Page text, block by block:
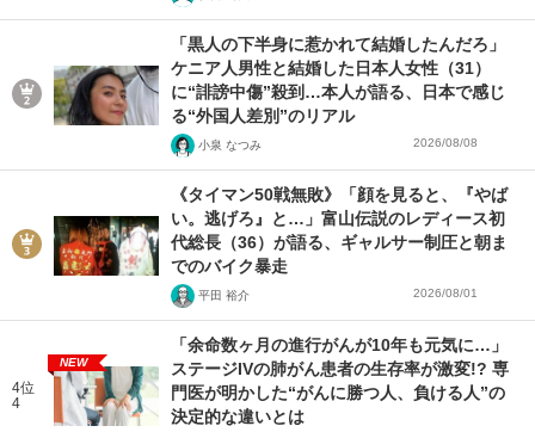
「黒人の下半身に惹かれて結婚したんだろ」
ケニア人男性と結婚した日本人女性（31）
に“誹謗中傷”殺到…本人が語る、日本で感じ
る“外国人差別”のリアル
小泉 なつみ 2026/08/08
《タイマン50戦無敗》「顔を見ると、『やば
い。逃げろ』と…」富山伝説のレディース初
代総長（36）が語る、ギャルサー制圧と朝ま
でのバイク暴走
平田 裕介 2026/08/01
4位
4
NEW
「余命数ヶ月の進行がんが10年も元気に…」
ステージIVの肺がん患者の生存率が激変!? 専
門医が明かした“がんに勝つ人、負ける人”の
決定的な違いとは